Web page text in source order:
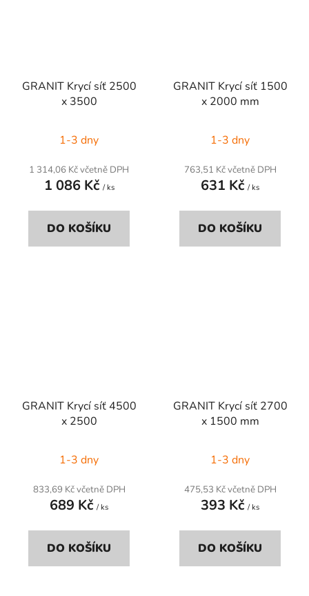
GRANIT Krycí síť 2500
x 3500
1-3 dny
1 314,06 Kč včetně DPH
1 086 Kč / ks
DO KOŠÍKU
GRANIT Krycí síť 1500
x 2000 mm
1-3 dny
763,51 Kč včetně DPH
631 Kč / ks
DO KOŠÍKU
GRANIT Krycí síť 4500
x 2500
1-3 dny
833,69 Kč včetně DPH
689 Kč / ks
DO KOŠÍKU
GRANIT Krycí síť 2700
x 1500 mm
1-3 dny
475,53 Kč včetně DPH
393 Kč / ks
DO KOŠÍKU